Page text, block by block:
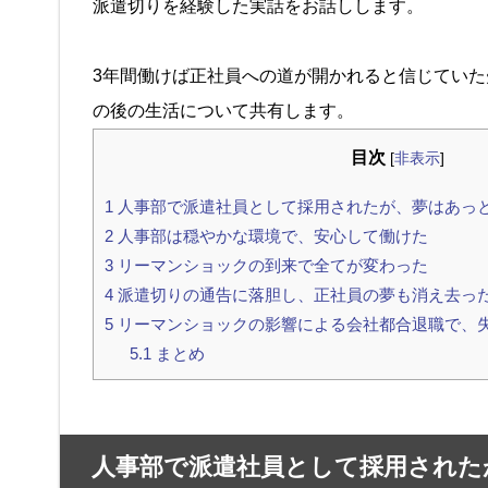
派遣切りを経験した実話をお話しします。
3年間働けば正社員への道が開かれると信じてい
の後の生活について共有します。
目次 [非表示]
1 人事部で派遣社員として採用されたが、夢はあっ
2 人事部は穏やかな環境で、安心して働けた
3 リーマンショックの到来で全てが変わった
4 派遣切りの通告に落胆し、正社員の夢も消え去っ
5 リーマンショックの影響による会社都合退職で、
5.1 まとめ
人事部で派遣社員として採用され